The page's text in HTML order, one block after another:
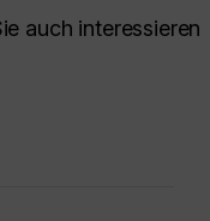
auch interessieren